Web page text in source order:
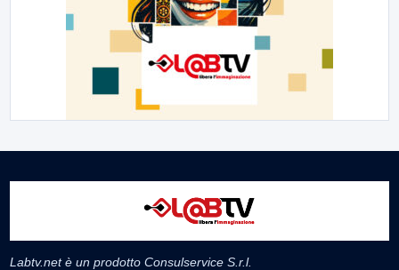
Labtv.net è un prodotto Consulservice S.r.l.